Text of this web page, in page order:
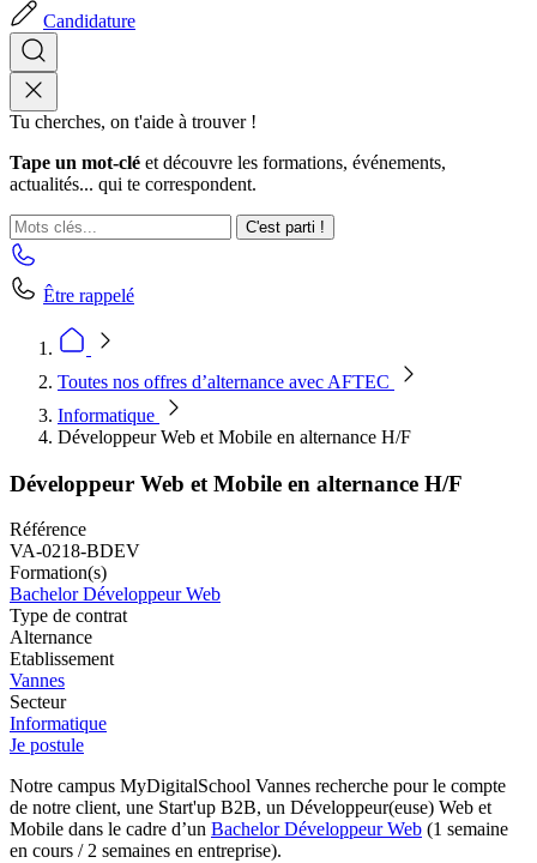
Candidature
Tu cherches, on t'aide à trouver !
Tape un mot-clé et découvre les formations, événements,
actualités... qui te correspondent.
C'est parti !
Être rappelé
Toutes nos offres d’alternance avec AFTEC
Informatique
Développeur Web et Mobile en alternance H/F
Développeur Web et Mobile en alternance H/F
Référence
VA-0218-BDEV
Formation(s)
Bachelor Développeur Web
Type de contrat
Alternance
Etablissement
Vannes
Secteur
Informatique
Je postule
Notre campus MyDigitalSchool Vannes recherche pour le compte
de notre client, une Start'up B2B, un Développeur(euse) Web et
Mobile dans le cadre d’un Bachelor Développeur Web (1 semaine
en cours / 2 semaines en entreprise).